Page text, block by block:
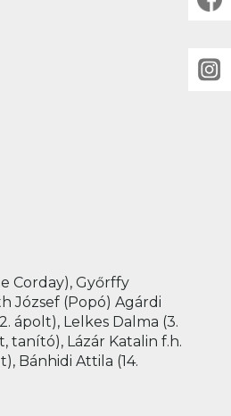
Corday), Győrffy
József (Popó) Agárdi
ápolt), Lelkes Dalma (3.
tanító), Lázár Katalin f.h.
Bánhidi Attila (14.